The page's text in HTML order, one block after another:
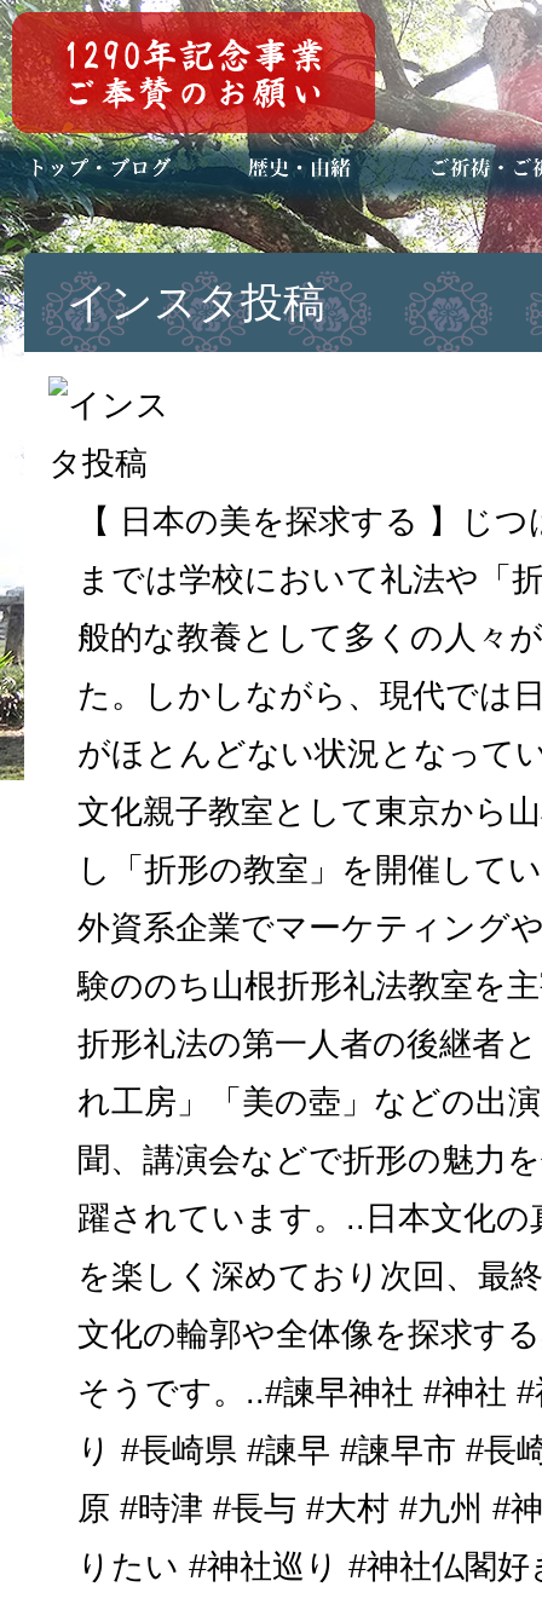
トップページ
ブログ(日々八百万)
お知らせ一覧 歴史・ご祭神
年中行事
メディア掲載 ご祈祷・ご祈
安産祈願
初宮参り
七五三詣
長寿のお祝い
神前結婚式
厄祓い・方位
車のお祓い
地鎮祭
神葬祭（神式
インスタ投稿
【 日本の美を探求する 】じ
までは学校において礼法や「
般的な教養として多くの人々
た。しかしながら、現代では
がほとんどない状況となって
文化親子教室として東京から
し「折形の教室」を開催して
外資系企業でマーケティング
験ののち山根折形礼法教室を
折形礼法の第一人者の後継者
れ工房」「美の壺」などの出
聞、講演会などで折形の魅力
躍されています。..日本文化
を楽しく深めており次回、最
文化の輪郭や全体像を探求す
そうです。..#諫早神社 #神社
り #長崎県 #諫早 #諫早市 #長
原 #時津 #長与 #大村 #九州 #
りたい #神社巡り #神社仏閣